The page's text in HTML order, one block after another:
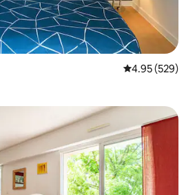
औसत रेटिंग 5 में से
4.95 (529)